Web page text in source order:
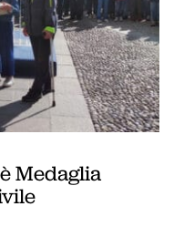
Medaglia